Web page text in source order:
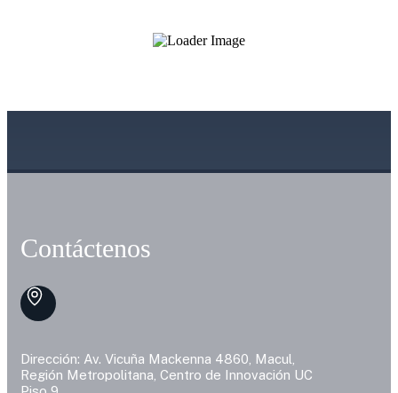
Contáctenos
Dirección: Av. Vicuña Mackenna 4860, Macul,
Región Metropolitana, Centro de Innovación UC